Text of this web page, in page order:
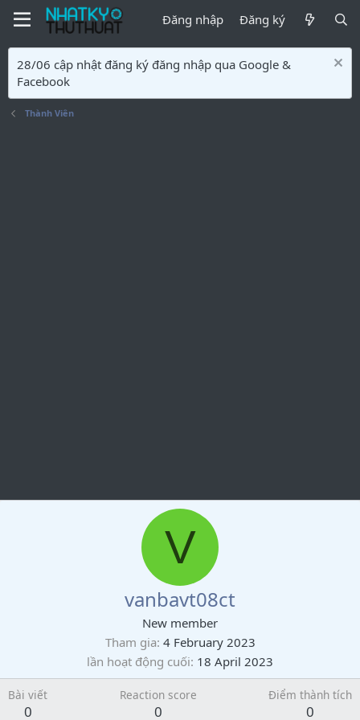
Đăng nhập Đăng ký
28/06 cập nhật đăng ký đăng nhập qua Google &
Facebook
Thành Viên
V
vanbavt08ct
New member
Tham gia 4 February 2023
lần hoạt động cuối 18 April 2023
Bài viết
0
Reaction score
0
Điểm thành tích
0